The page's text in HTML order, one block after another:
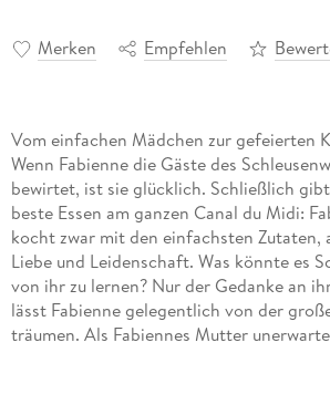
Merken Empfehlen
Vom einfachen Mädchen zur gefeierten
Wenn Fabienne die Gäste des
bewirtet, ist sie glücklich. Schließlich
beste Essen am ganzen Canal du Midi:
kocht zwar mit den einfachsten Zutaten,
Liebe und Leidenschaft. Was könnte es
von ihr zu lernen? Nur der Gedanke an
lässt Fabienne gelegentlich von der
träumen. Als Fabiennes Mutter